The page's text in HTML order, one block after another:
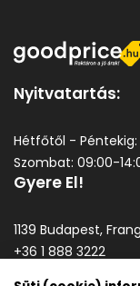
Nyitvatartás:
Hétfőtől - Péntekig:
Szombat: 09:00-
Gyere El!
1139 Budapest,
+36 1 888 3222